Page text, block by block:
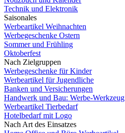
Technik und Elektronik
Saisonales
Werbeartikel Weihnachten
Werbegeschenke Ostern
Sommer und Frühling
Oktoberfest
Nach Zielgruppen
Werbegeschenke für Kinder
Werbeartikel für Jugendliche
Banken und Versicherungen
Handwerk und Bau: Werbe-Werkzeug
Werbeartikel Tierbedarf
Hotelbedarf mit Logo
Nach Art des Einsatzes